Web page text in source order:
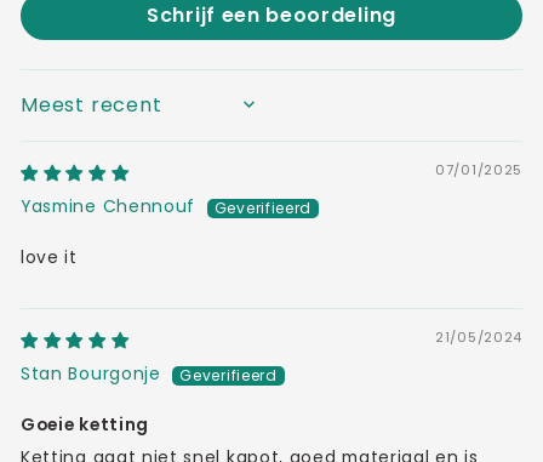
Schrijf een beoordeling
SORT BY
07/01/2025
Yasmine Chennouf
love it
21/05/2024
Stan Bourgonje
Goeie ketting